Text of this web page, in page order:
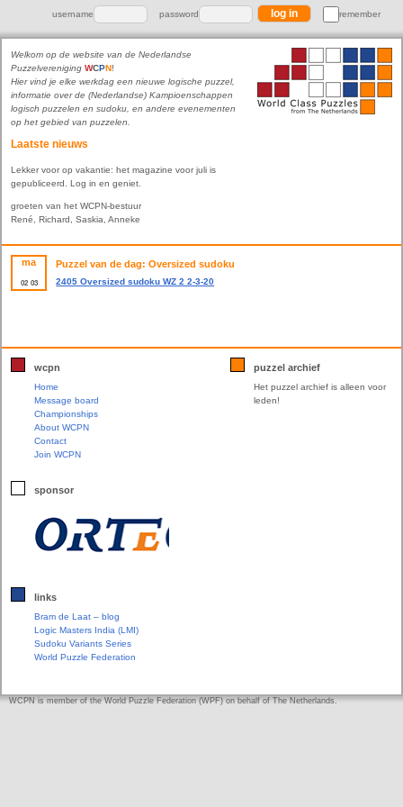
username password remember
Welkom op de website van de Nederlandse
Puzzelvereniging WCPN!
Hier vind je elke werkdag een nieuwe logische puzzel,
informatie over de (Nederlandse) Kampioenschappen
logisch puzzelen en sudoku, en andere evenementen
op het gebied van puzzelen.
Laatste nieuws
Lekker voor op vakantie: het magazine voor juli is
gepubliceerd. Log in en geniet.
groeten van het WCPN-bestuur
René, Richard, Saskia, Anneke
ma
02 03
Puzzel van de dag: Oversized sudoku
2405 Oversized sudoku WZ 2 2-3-20
wcpn
Home
Message board
Championships
About WCPN
Contact
Join WCPN
sponsor
links
Bram de Laat – blog
Logic Masters India (LMI)
Sudoku Variants Series
World Puzzle Federation
puzzel archief
Het puzzel archief is alleen voor
leden!
WCPN is member of the World Puzzle Federation (WPF) on behalf of The Netherlands.